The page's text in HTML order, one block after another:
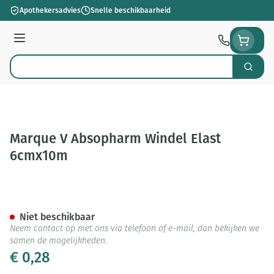
Ga naar de inhoud
Apothekersadvies Snelle beschikbaarheid
Menu
Product, merk, categorie... Zoek
Marque V Absopharm Windel Elast
6cmx10m
€ 0,28
Niet beschikbaar
Neem contact op met ons via telefoon of e-mail, dan bekijken we
samen de mogelijkheden.